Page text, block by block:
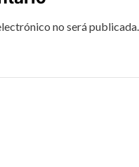
no será publicada.